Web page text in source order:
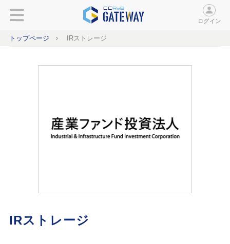
ログイン
トップページ IRストレージ
IRストレージ